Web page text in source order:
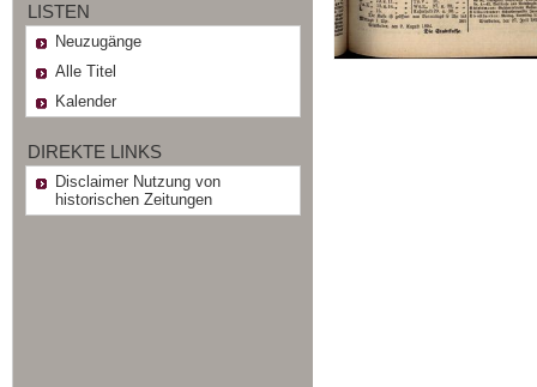
LISTEN
Neuzugänge
Alle Titel
Kalender
DIREKTE LINKS
Disclaimer Nutzung von
historischen Zeitungen